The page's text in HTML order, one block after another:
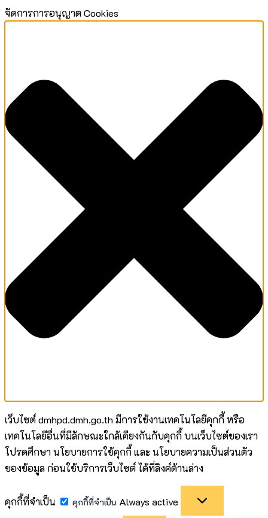
จัดการการอนุญาต Cookies
เว็บไซต์ dmhpd.dmh.go.th มีการใช้งานเทคโนโลยีคุกกี้ หรือ
เทคโนโลยีอื่นที่มีลักษณะใกล้เคียงกันกับคุกกี้ บนเว็บไซต์ของเรา
โปรดศึกษา นโยบายการใช้คุกกี้ และ นโยบายความเป็นส่วนตัว
ของข้อมูล ก่อนใช้บริการเว็บไซต์ ได้ที่ลิงค์ด้านล่าง
คุกกี้ที่จำเป็น คุกกี้ที่จำเป็น Always active